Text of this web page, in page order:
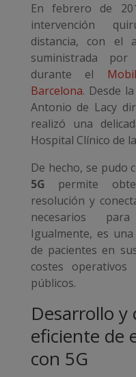
En febrero de
intervención
distancia, con el
suministrada
durante el
Barcelona. Desde
Antonio de Lacy
realizó una
Hospital Clínico de
De hecho, se pudo
5G permite
resolución y
necesarios
Igualmente, es
de pacientes en
costes
públicos.
Desarrollo y
eficiente de
con 5G